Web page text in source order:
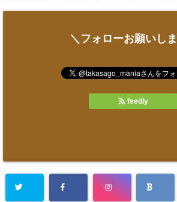
＼フォローお願いし
feedly